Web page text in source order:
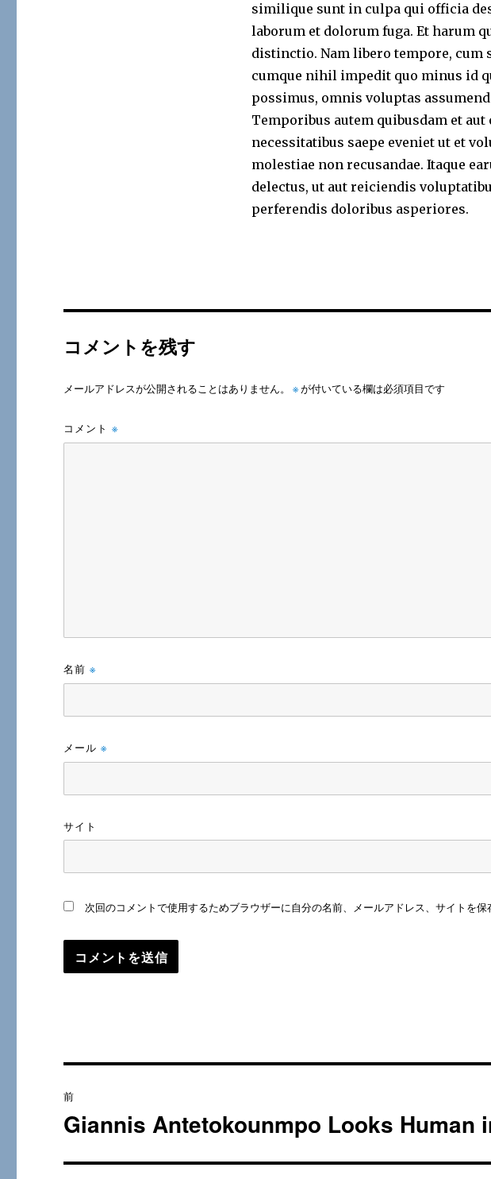
similique sunt in culpa qui officia
laborum et dolorum fuga. Et harum
distinctio. Nam libero tempore, cum
cumque nihil impedit quo minus id
possimus, omnis voluptas
Temporibus autem quibusdam et
necessitatibus saepe eveniet ut et
molestiae non recusandae. Itaque
delectus, ut aut reiciendis
perferendis doloribus asperiores.
コメントを残す
メールアドレスが公開されることはありません。 ※が付いている欄は必須項目です
コメント※
名前※
メール※
サイト
次回のコメントで使用するためブラウザーに自分の名前、メールアドレス、サイトを保
稿
前
過
の
Giannis Antetokounmpo Looks Human